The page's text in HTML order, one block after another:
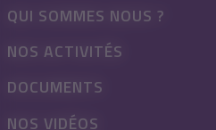
QUI SOMMES NOUS ?
NOS ACTIVITÉS
DOCUMENTS
NOS VIDÉOS